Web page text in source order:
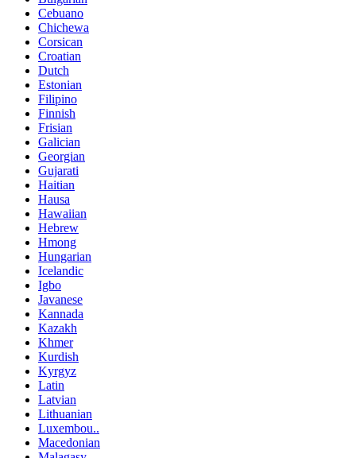
Cebuano
Chichewa
Corsican
Croatian
Dutch
Estonian
Filipino
Finnish
Frisian
Galician
Georgian
Gujarati
Haitian
Hausa
Hawaiian
Hebrew
Hmong
Hungarian
Icelandic
Igbo
Javanese
Kannada
Kazakh
Khmer
Kurdish
Kyrgyz
Latin
Latvian
Lithuanian
Luxembou..
Macedonian